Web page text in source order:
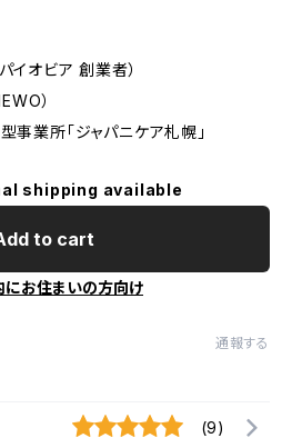
イオビア 創業者）
）
事業所「ジャパニケア札幌」
shipping available
to cart
にお住まいの方向け
通報する
(9)